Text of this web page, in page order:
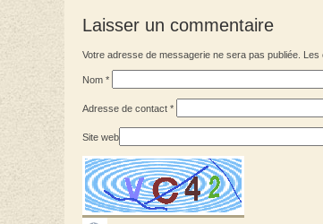
Laisser un commentaire
Votre adresse de messagerie ne sera pas publiée.
Nom *
Adresse de contact *
Site web